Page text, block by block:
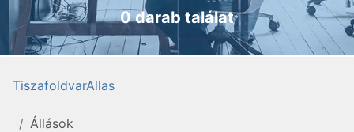
0 darab találat
TiszafoldvarAllas
Állások